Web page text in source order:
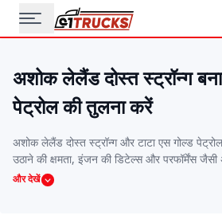
अशोक लेलैंड दोस्त स्ट्रॉन्ग
पेट्रोल की तुलना करें
अशोक लेलैंड दोस्त स्ट्रॉन्ग और टाटा एस गोल्ड
उठाने की क्षमता, इंजन की डिटेल्स और परफॉर्मेंस
साइड-बाय-साइड तुलना आपको वो ट्रक चुनने में
और देखें